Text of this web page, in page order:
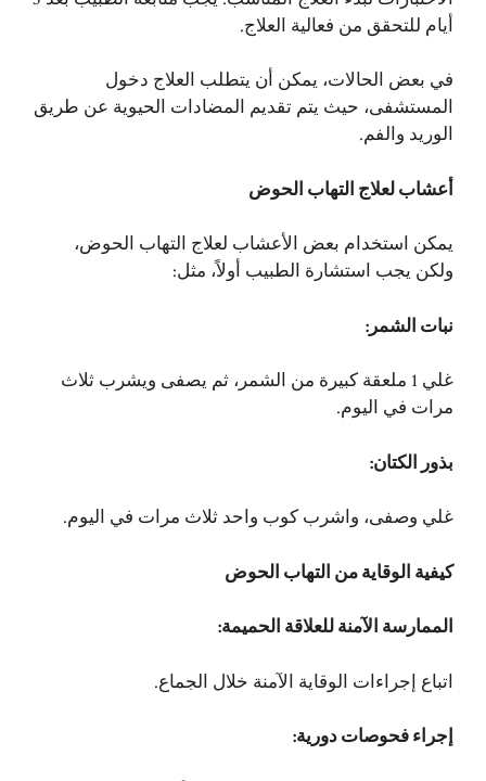
أيام للتحقق من فعالية العلاج.
في بعض الحالات، يمكن أن يتطلب العلاج دخول
المستشفى، حيث يتم تقديم المضادات الحيوية عن طريق
الوريد والفم.
أعشاب لعلاج التهاب الحوض
يمكن استخدام بعض الأعشاب لعلاج التهاب الحوض،
ولكن يجب استشارة الطبيب أولاً، مثل:
نبات الشمر:
غلي 1 ملعقة كبيرة من الشمر، ثم يصفى ويشرب ثلاث
مرات في اليوم.
بذور الكتان:
غلي وصفى، واشرب كوب واحد ثلاث مرات في اليوم.
كيفية الوقاية من التهاب الحوض
الممارسة الآمنة للعلاقة الحميمة:
اتباع إجراءات الوقاية الآمنة خلال الجماع.
إجراء فحوصات دورية: